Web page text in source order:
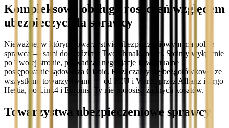
Kompleksowa obsługa roszczeń względem
ubezpieczyciela sprawcy
Nieważne, w którym towarzystwie ubezpieczeniowym ma polisę
sprawca — sami dochodzimy Twoich należności. Stoimy wyłącznie
po Twojej stronie, prowadząc negocjacje i ewentualne
postępowanie sądowe za Ciebie. Rozliczamy się bezgotówkowo ze
wszystkimi towarzystwami — od PZU i Warta, przez Allianz i Ergo
Hestia, po Link4 i Euroins. Ty nie ponosisz żadnych kosztów.
Towarzystwa ubezpieczeniowe sprawcy